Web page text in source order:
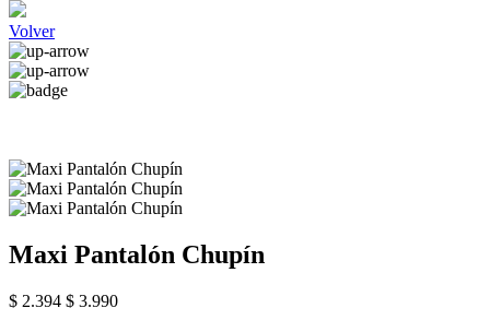
Volver
Maxi Pantalón Chupín
$ 2.394 $ 3.990